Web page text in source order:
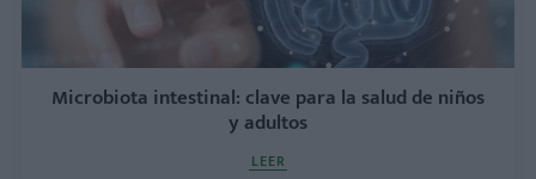
Microbiota intestinal: clave para la salud de niños
y adultos
LEER